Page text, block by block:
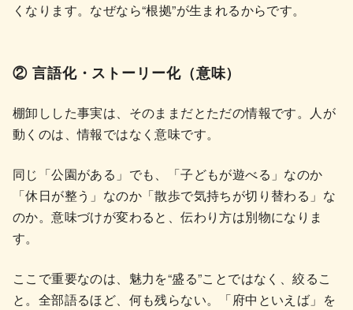
くなります。なぜなら“根拠”が生まれるからです。
② 言語化・ストーリー化（意味）
棚卸しした事実は、そのままだとただの情報です。人が
動くのは、情報ではなく意味です。
同じ「公園がある」でも、「子どもが遊べる」なのか
「休日が整う」なのか「散歩で気持ちが切り替わる」な
のか。意味づけが変わると、伝わり方は別物になりま
す。
ここで重要なのは、魅力を“盛る”ことではなく、絞るこ
と。全部語るほど、何も残らない。「府中といえば」を